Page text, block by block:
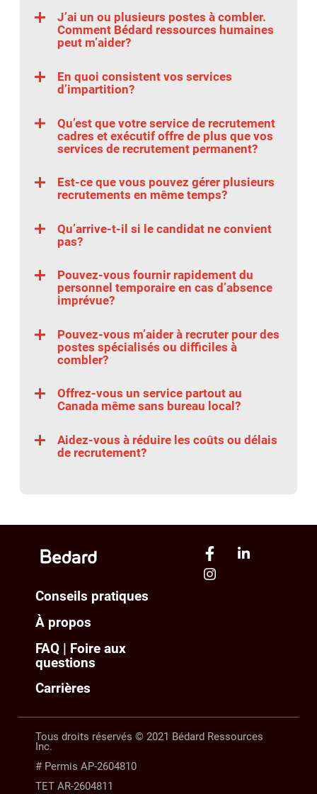
J’ai un ou plusieurs postes à combler.
Comment Bédard ressources humaines
peut m’aider?
En quoi consistent vos services
d’impartition?
Qu’est que votre service de recrutement
cadres et exécutif offre de plus que vos
services de recrutement permanent?
Est-ce que vous pouvez gérer plusieurs
recrutements en même temps?
Qu’arrive-t-il si le candidat ne convient
pas?
Pouvez-vous fournir rapidement du
personnel temporaire en cas d’absence
imprévue?
Pouvez-vous m’aider à recruter pour des
postes spécialisés ou difficiles à
combler?
Offrez-vous un service partout au
Canada même sans bureau local?
Aidez-vous à réduire les coûts ou délais
de recrutement?
Conseils pratiques
À propos
FAQ | Foire aux
questions
Carrières
Tous droits réservés © 2021 Bédard Ressources
Inc.
# Permis AP-2604810
TET AR-2604811